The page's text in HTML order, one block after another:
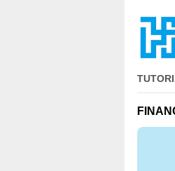
content